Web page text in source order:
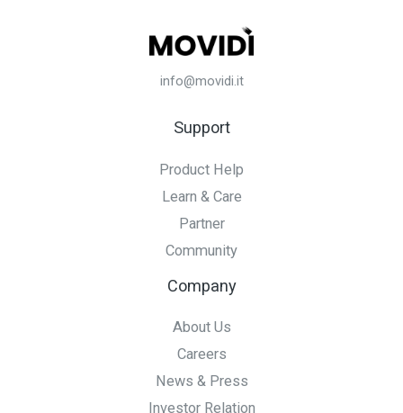
info@movidi.it
Support
Product Help
Learn & Care
Partner
Community
Company
About Us
Careers
News & Press
Investor Relation